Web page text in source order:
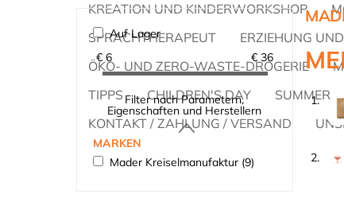
KREATION UND KINDERWORKSHOP
SPRACHTHERAPEUT
ERZIEHUNG
ÖKO- UND ZERO-WASTE-DROGERIE
TIPPS
CHILDREN'S DAY SUMMER
KONTAKT / ZAHLUNG / VERSAND
1.
2.
Auf Lager
€ 6 € 36
Filter nach Parametern,
Eigenschaften und Herstellern
MARKEN
Mader Kreiselmanufaktur (9)